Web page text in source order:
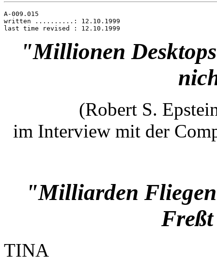
A-009.015
written ..........: 12.10.1999
"Millionen
(Robert S.
im Interview mit der
"Milliarden
TINA